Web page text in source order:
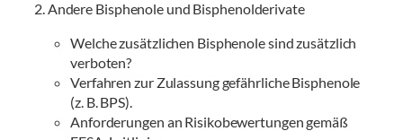
2. Andere Bisphenole und Bisphenolderivate
Welche zusätzlichen Bisphenole sind zusätzlich
verboten?
Verfahren zur Zulassung gefährliche Bisphenole
(z. B. BPS).
Anforderungen an Risikobewertungen gemäß